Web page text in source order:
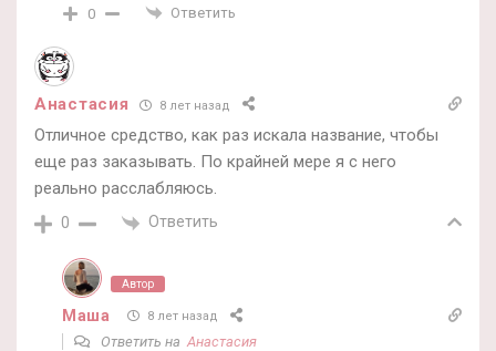
0 Ответить
Анастасия 8 лет назад
Отличное средство, как раз искала название, чтобы
еще раз заказывать. По крайней мере я с него
реально расслабляюсь.
0 Ответить
Автор
Маша 8 лет назад
Ответить на Анастасия